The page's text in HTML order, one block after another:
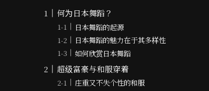
何为日本舞蹈？
日本舞蹈的起源
日本舞蹈的魅力在于其多样性
如何欣赏日本舞蹈
超级富豪与和服穿着
庄重又不失个性的和服